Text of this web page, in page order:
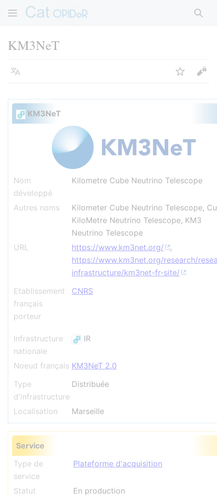
KM3NeT
Langue Suivre
KM3NeT
Nom
développé
Kilometre Cube Neutrino Telescope
Autres noms
Kilometer Cube Neutrino Telescope,
KiloMetre Neutrino Telescope, KM3
Neutrino Telescope
URL
https://www.km3net.org/
,
https://www.km3net.org/research/
infrastructure/km3net-fr-site/
Etablissement
français
porteur
CNRS
Infrastructure
nationale
IR
Noeud français KM3NeT 2.0
Type
d'infrastructure
Distribuée
Localisation Marseille
Service
Type de
service
Plateforme d'acquisition
Statut
En production